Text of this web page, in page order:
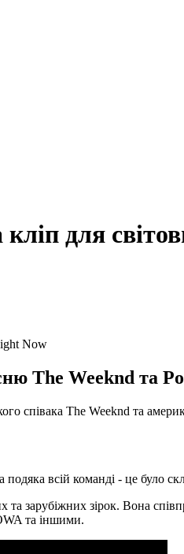
для
Now
The Weeknd та
співака The Weeknd та
всій команді - це було
та зарубіжних зірок. Вона
та іншими.